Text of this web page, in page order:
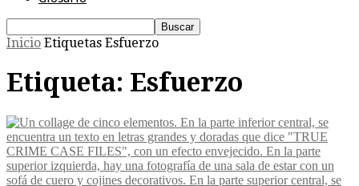
Inicio Etiquetas Esfuerzo
Etiqueta: Esfuerzo